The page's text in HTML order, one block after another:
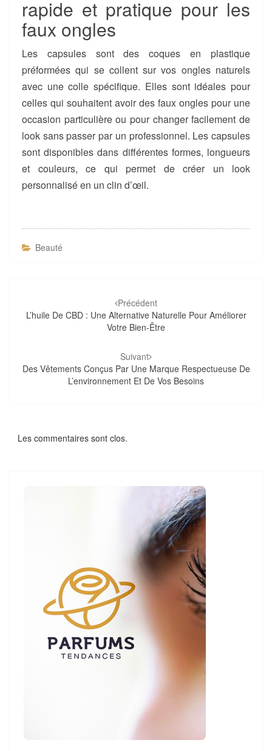
rapide et pratique pour les
faux ongles
Les capsules sont des coques en plastique
préformées qui se collent sur vos ongles naturels
avec une colle spécifique. Elles sont idéales pour
celles qui souhaitent avoir des faux ongles pour une
occasion particulière ou pour changer facilement de
look sans passer par un professionnel. Les capsules
sont disponibles dans différentes formes, longueurs
et couleurs, ce qui permet de créer un look
personnalisé en un clin d’œil.
Beauté
d'article
Précédent
L’huile De CBD : Une Alternative Naturelle Pour Améliorer
Votre Bien-Être
Suivant
Des Vêtements Conçus Par Une Marque Respectueuse De
L’environnement Et De Vos Besoins
Les commentaires sont clos.